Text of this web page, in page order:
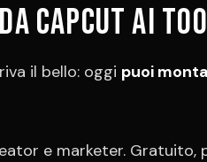
CapCut ai
il bello: oggi puoi
e marketer. Gratuito,